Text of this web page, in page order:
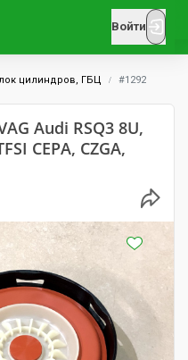
Войти
цилиндров, ГБЦ #1292
Audi RSQ3 8U,
CEPA, CZGA,